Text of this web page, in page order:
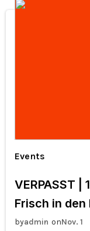
Events
VERPASST |
Frisch in den
byadmin onNov. 1